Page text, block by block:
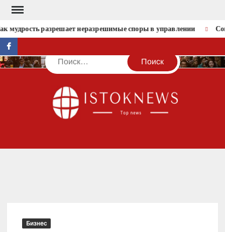
Перейти
содержимому
мудрость разрешает неразрешимые споры в управлении
facebook
Поиск
Бизнес